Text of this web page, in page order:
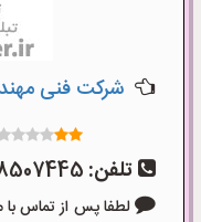
شرکت فنی
تلفن:
لطفا پس از تماس با